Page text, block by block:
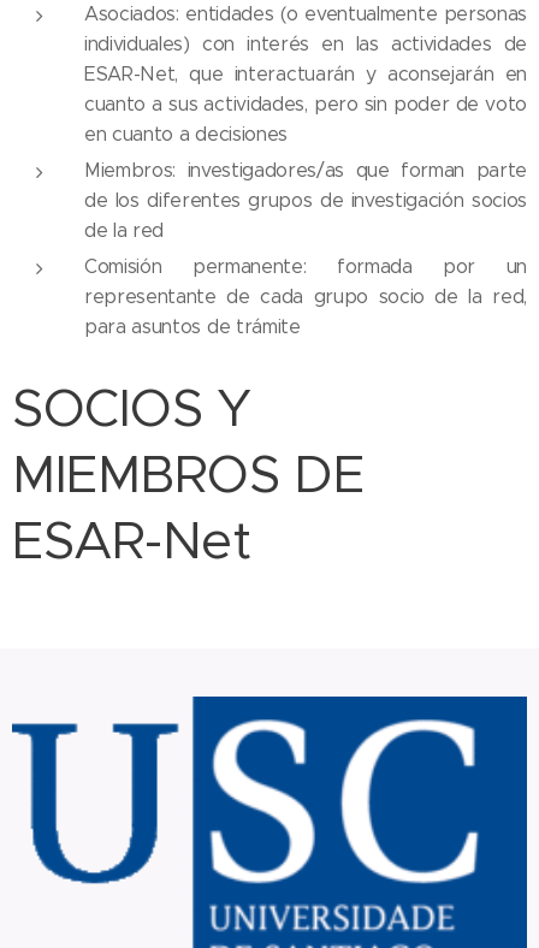
Asociados: entidades (o eventualmente personas
individuales) con interés en las actividades de
ESAR-Net, que interactuarán y aconsejarán en
cuanto a sus actividades, pero sin poder de voto
en cuanto a decisiones
Miembros: investigadores/as que forman parte
de los diferentes grupos de investigación socios
de la red
Comisión permanente: formada por un
representante de cada grupo socio de la red,
para asuntos de trámite
SOCIOS Y
MIEMBROS DE
ESAR-Net